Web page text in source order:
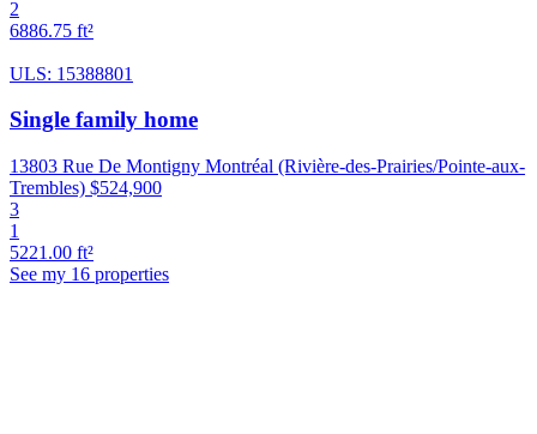
2
6886.75 ft²
ULS: 15388801
Single family home
13803 Rue De Montigny Montréal (Rivière-des-Prairies/Pointe-aux-
Trembles) $524,900
3
1
5221.00 ft²
See my 16 properties